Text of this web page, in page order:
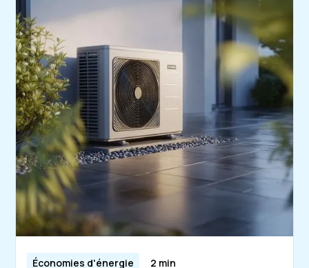
Économies d'énergie 2 min